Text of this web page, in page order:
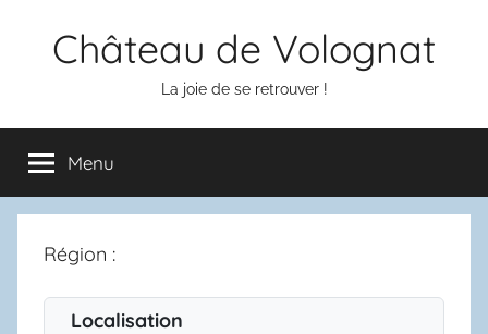
Château de Volognat
La joie de se retrouver !
Menu
Région :
Localisation